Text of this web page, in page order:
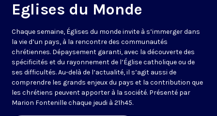
Eglises du Monde
Chaque semaine, Églises du monde invite à s’immerger dans
la vie d’un pays, à la rencontre des communautés
chrétiennes. Dépaysement garanti, avec la découverte des
spécificités et du rayonnement de l’Église catholique ou de
ses difficultés. Au-delà de l’actualité, il s’agit aussi de
comprendre les grands enjeux du pays et la contribution que
les chrétiens peuvent apporter à la société. Présenté par
Marion Fontenille chaque jeudi à 21h45.